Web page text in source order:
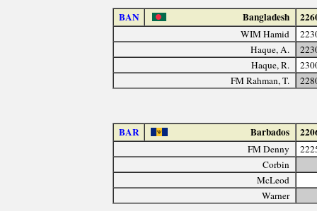
BAN Bangladesh
WIM Hamid
Haque, A.
Haque, R.
FM Rahman, T.
BAR Barbados
FM Denny
Corbin
McLeod
Warner